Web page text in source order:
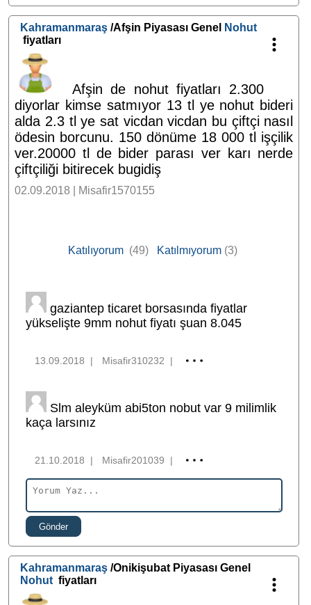
Kahramanmaraş /Afşin Piyasası Genel
Nohut
fiyatları
Afşin de nohut fiyatları 2.300
diyorlar kimse satmıyor 13 tl ye nohut bideri
alda 2.3 tl ye sat vicdan vicdan bu çiftçi nasıl
ödesin borcunu. 150 dönüme 18 000 tl işçilik
ver.20000 tl de bider parası ver karı nerde
çiftçiliği bitirecek bugidiş
02.09.2018 | Misafir1570155
Katılıyorum(49) Katılmıyorum(3)
gaziantep ticaret borsasında fiyatlar
yükselişte 9mm nohut fiyatı şuan 8.045
13.09.2018 | Misafir310232 |
Slm aleyküm abi5ton nobut var 9 milimlik
kaça larsınız
21.10.2018 | Misafir201039 |
Gönder
Kahramanmaraş /Onikişubat Piyasası Genel
Nohut fiyatları